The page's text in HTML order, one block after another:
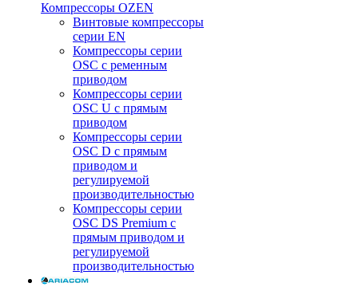
Компрессоры OZEN
Винтовые компрессоры
серии EN
Компрессоры серии
OSC с ременным
приводом
Компрессоры серии
OSC U с прямым
приводом
Компрессоры серии
OSC D с прямым
приводом и
регулируемой
производительностью
Компрессоры серии
OSC DS Premium с
прямым приводом и
регулируемой
производительностью